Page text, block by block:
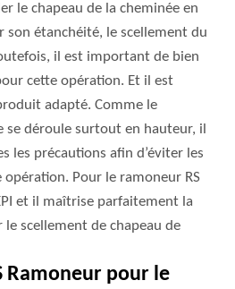
le chapeau de la cheminée en
son étanchéité, le scellement du
il est important de bien
cette opération. Et il est
adapté. Comme le
se déroule surtout en hauteur, il
les précautions afin d’éviter les
Pour le ramoneur RS
et il maîtrise parfaitement la
le scellement de chapeau de
Ramoneur pour le